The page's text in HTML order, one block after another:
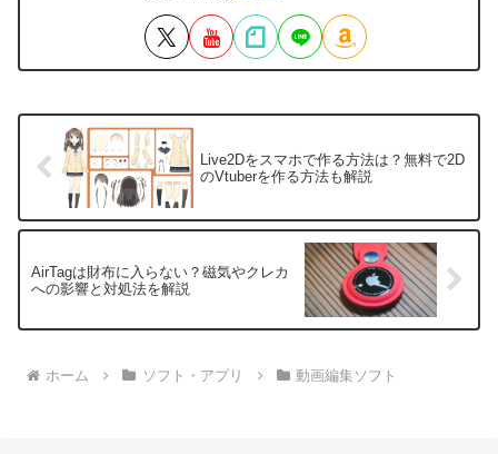
Live2Dをスマホで作る方法は？無料で2D
のVtuberを作る方法も解説
AirTagは財布に入らない？磁気やクレカ
への影響と対処法を解説
ホーム ソフト・アプリ 動画編集ソフト